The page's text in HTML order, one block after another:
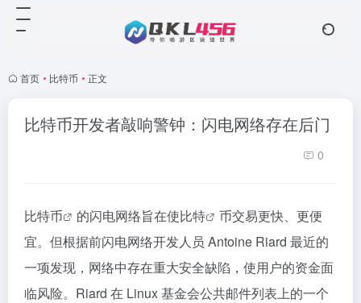
首页 • 比特币 • 正文
比特币开发者敲响警钟：闪电网络存在后门
0
比特币 的闪电网络旨在使比特
币交易更快、更便
宜。但根据前闪电网络开发人员 Antoine Riard 最近的
一项发现，网络中存在重大安全缺陷，使用户的资金面
临风险。Riard 在 Linux 基金会公共邮件列表上的一个